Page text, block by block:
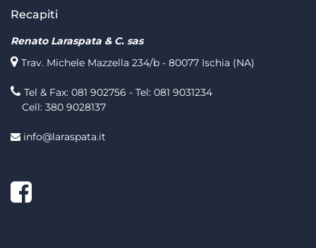
Recapiti
Renato Laraspata & C. sas
Trav. Michele Mazzella 234/b - 80077 Ischia (NA)
Tel & Fax: 081 902756 - Tel: 081 9031234
Cell: 380 9028137
info@laraspata.it
Facebook